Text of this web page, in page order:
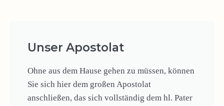
Unser Apostolat
Ohne aus dem Hause gehen zu müssen, können
Sie sich hier dem großen Apostolat
anschließen, das sich vollständig dem hl. Pater